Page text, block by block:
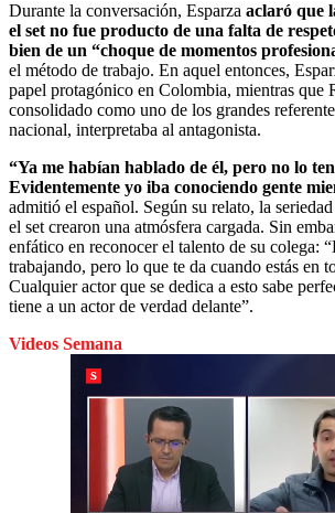
Durante la conversación, Esparza aclaró que
el set no fue producto de una falta de
bien de un “choque de momentos
el método de trabajo. En aquel entonces,
papel protagónico en Colombia, mientras que
consolidado como uno de los grandes
nacional, interpretaba al antagonista.
“Ya me habían hablado de él, pero no lo
Evidentemente yo iba conociendo gente
admitió el español. Según su relato, la
el set crearon una atmósfera cargada. Sin
enfático en reconocer el talento de su colega:
trabajando, pero lo que te da cuando estás en
Cualquier actor que se dedica a esto sabe
tiene a un actor de verdad delante”.
Videos Semana